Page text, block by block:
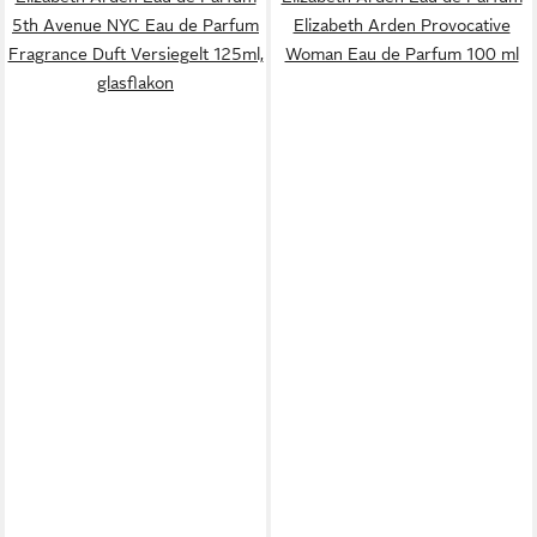
5th Avenue NYC Eau de Parfum
Fragrance Duft Versiegelt 125ml,
glasflakon
Elizabeth Arden Provocative
Woman Eau de Parfum 100 ml